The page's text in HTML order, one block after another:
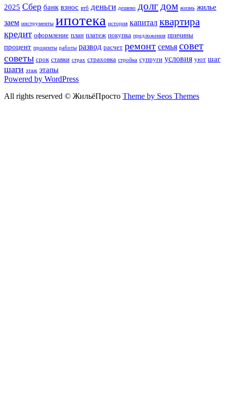
2025 Сбер банк взнос втб деньги дешево долг дом жизнь жилье
заем инструменты ипотека история капитал квартира
кредит оформление план платеж покупка предложения причины
процент проценты работы развод расчет ремонт семья совет
советы срок ставки страх страховка стройка супруги условия уют шаг
шаги этаж этапы
Powered by WordPress
All rights reserved © ЖильёПросто Theme by Seos Themes